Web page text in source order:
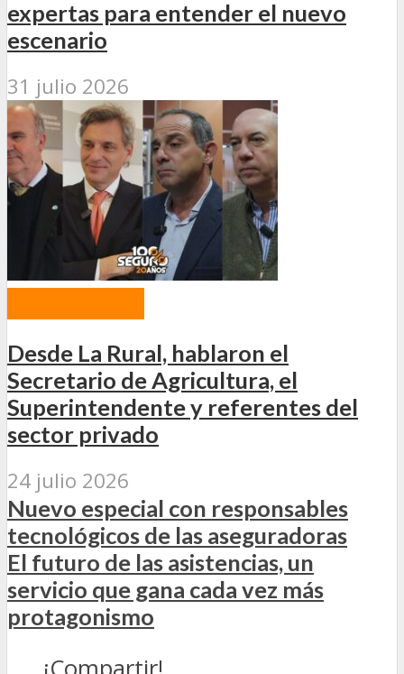
expertas para entender el nuevo
escenario
31 julio 2026
Desde La Rural, hablaron el
Secretario de Agricultura, el
Superintendente y referentes del
sector privado
24 julio 2026
Nuevo especial con responsables
tecnológicos de las aseguradoras
El futuro de las asistencias, un
servicio que gana cada vez más
protagonismo